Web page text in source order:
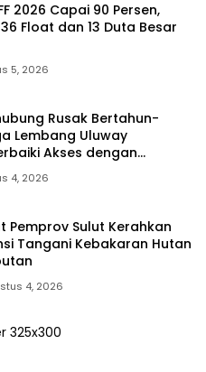
2026 Capai 90 Persen,
Float dan 13 Duta Besar
5, 2026
Rusak Bertahun-
Lembang Uluway
Akses dengan
4, 2026
Pemprov Sulut Kerahkan
Tangani Kebakaran Hutan
4, 2026